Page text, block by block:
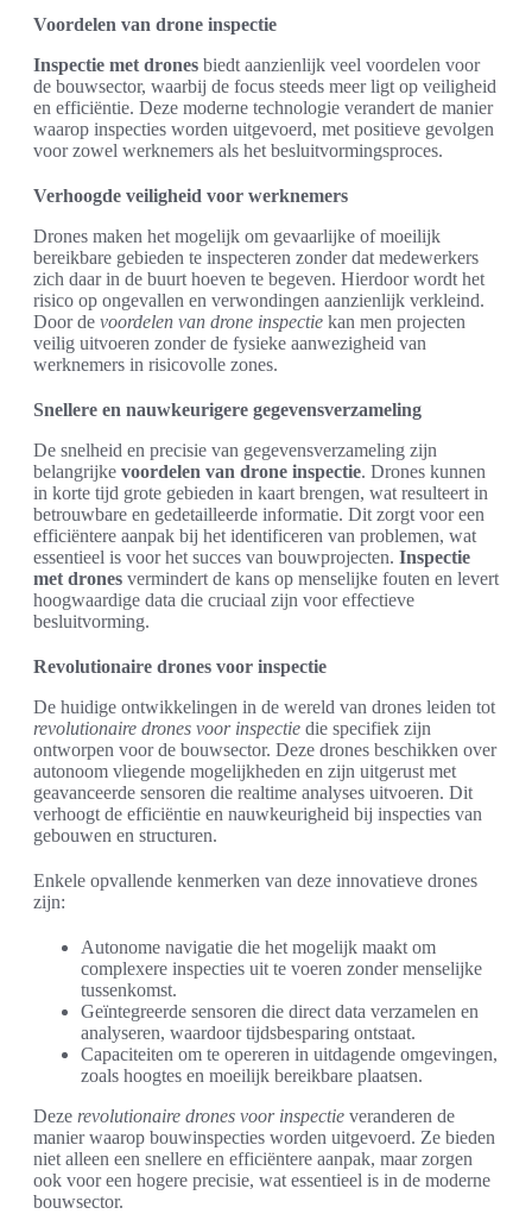
Voordelen van drone inspectie
Inspectie met drones biedt aanzienlijk veel voordelen voor
de bouwsector, waarbij de focus steeds meer ligt op veiligheid
en efficiëntie. Deze moderne technologie verandert de manier
waarop inspecties worden uitgevoerd, met positieve gevolgen
voor zowel werknemers als het besluitvormingsproces.
Verhoogde veiligheid voor werknemers
Drones maken het mogelijk om gevaarlijke of moeilijk
bereikbare gebieden te inspecteren zonder dat medewerkers
zich daar in de buurt hoeven te begeven. Hierdoor wordt het
risico op ongevallen en verwondingen aanzienlijk verkleind.
Door de voordelen van drone inspectie kan men projecten
veilig uitvoeren zonder de fysieke aanwezigheid van
werknemers in risicovolle zones.
Snellere en nauwkeurigere gegevensverzameling
De snelheid en precisie van gegevensverzameling zijn
belangrijke voordelen van drone inspectie. Drones kunnen
in korte tijd grote gebieden in kaart brengen, wat resulteert in
betrouwbare en gedetailleerde informatie. Dit zorgt voor een
efficiëntere aanpak bij het identificeren van problemen, wat
essentieel is voor het succes van bouwprojecten. Inspectie
met drones vermindert de kans op menselijke fouten en levert
hoogwaardige data die cruciaal zijn voor effectieve
besluitvorming.
Revolutionaire drones voor inspectie
De huidige ontwikkelingen in de wereld van drones leiden tot
revolutionaire drones voor inspectie die specifiek zijn
ontworpen voor de bouwsector. Deze drones beschikken over
autonoom vliegende mogelijkheden en zijn uitgerust met
geavanceerde sensoren die realtime analyses uitvoeren. Dit
verhoogt de efficiëntie en nauwkeurigheid bij inspecties van
gebouwen en structuren.
Enkele opvallende kenmerken van deze innovatieve drones
zijn:
Autonome navigatie die het mogelijk maakt om
complexere inspecties uit te voeren zonder menselijke
tussenkomst.
Geïntegreerde sensoren die direct data verzamelen en
analyseren, waardoor tijdsbesparing ontstaat.
Capaciteiten om te opereren in uitdagende omgevingen,
zoals hoogtes en moeilijk bereikbare plaatsen.
Deze revolutionaire drones voor inspectie veranderen de
manier waarop bouwinspecties worden uitgevoerd. Ze bieden
niet alleen een snellere en efficiëntere aanpak, maar zorgen
ook voor een hogere precisie, wat essentieel is in de moderne
bouwsector.